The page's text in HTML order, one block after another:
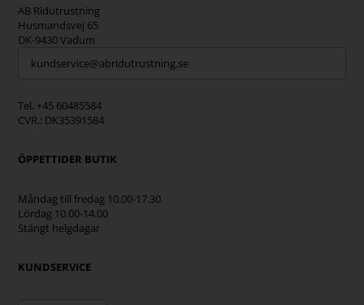
AB Ridutrustning
Husmandsvej 65
DK-9430 Vadum
kundservice@abridutrustning.se
Tel. +45 60485584
CVR.: DK35391584
ÖPPETTIDER BUTIK
Måndag till fredag 10.00-17.30
Lördag 10.00-14.00
Stängt helgdagar
KUNDSERVICE